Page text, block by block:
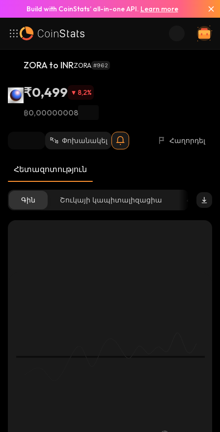
Build with CoinStats’ all-in-one API. Learn more
ZORA to INRZORA #962
₹0,499 8,2%
฿0,00000008
Փոխանակել Հաղորդել
Հետազոտություն
Գին Շուկայի կապիտալիզացիա